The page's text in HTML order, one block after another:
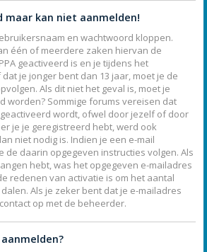
maar kan niet aanmelden!
en wachtwoord kloppen.
één of meerdere zaken hiervan de
geactiveerd is en je tijdens het
je jonger bent dan 13 jaar, moet je de
Als dit niet het geval is, moet je
worden? Sommige forums vereisen dat
wordt, ofwel door jezelf of door
je je geregistreerd hebt, werd ook
niet nodig is. Indien je een e-mail
de daarin opgegeven instructies volgen. Als
hebt, was het opgegeven e-mailadres
redenen van activatie is om het aantal
Als je zeker bent dat je e-mailadres
op met de beheerder.